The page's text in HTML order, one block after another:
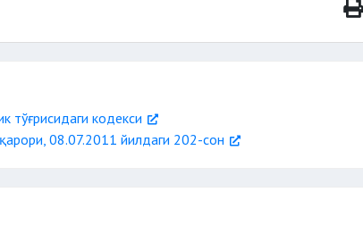
тўғрисидаги кодекси
08.07.2011 йилдаги 202-сон